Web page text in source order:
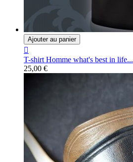
Ajouter au panier

T-shirt Homme what's best in life...
25,00 €